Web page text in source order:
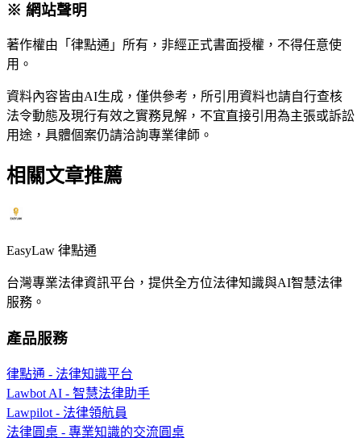
※ 網站聲明
著作權由「律點通」所有，非經正式書面授權，不得任意使
用。
資料內容皆由AI生成，僅供參考，所引用資料也請自行查核
法令動態及現行有效之實務見解，不宜直接引用為主張或訴訟
用途，具體個案仍請洽詢專業律師。
相關文章推薦
EasyLaw 律點通
台灣專業法律資訊平台，提供全方位法律知識與AI智慧法律
服務。
產品服務
律點通 - 法律知識平台
Lawbot AI - 智慧法律助手
Lawpilot - 法律領航員
法律圓桌 - 專業知識的交流圓桌